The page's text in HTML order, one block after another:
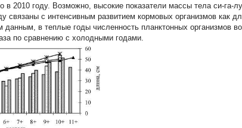
в 2010 году. Возможно, высокие показатели массы тела си-га-
связаны с интенсивным развитием кормовых организмов как
в теплые годы численность планктонных организмов
по сравнению с холодными годами.